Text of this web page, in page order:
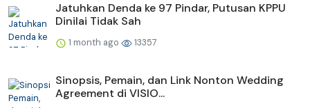
Jatuhkan Denda ke 97 Pindar, Putusan KPPU
Dinilai Tidak Sah
1 month ago 13357
Sinopsis, Pemain, dan Link Nonton Wedding
Agreement di VISIO...